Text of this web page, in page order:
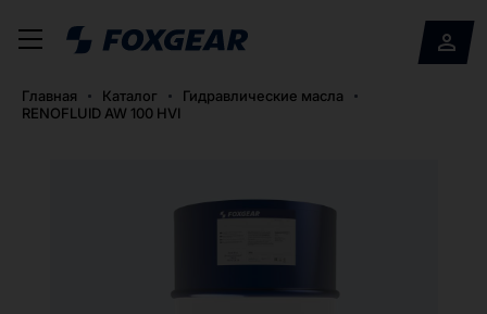
Главная Каталог
Гидравлические масла
RENOFLUID AW 100 HVI